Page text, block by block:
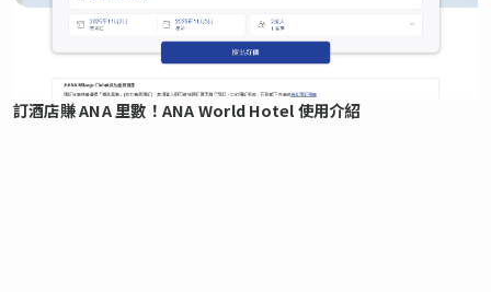
訂酒店賺 ANA 里數！ANA World Hotel 使用介紹